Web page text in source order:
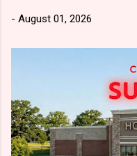
- August 01, 2026